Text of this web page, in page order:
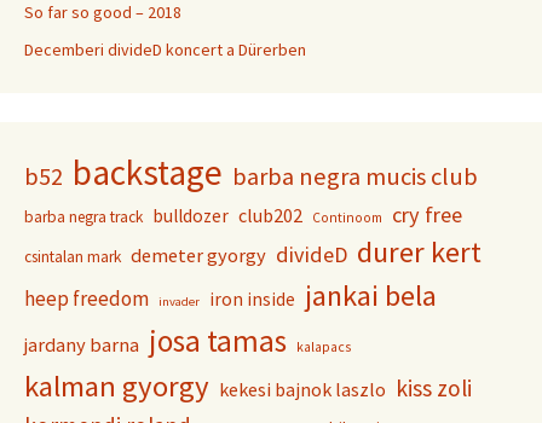
So far so good – 2018
Decemberi divideD koncert a Dürerben
b52 backstage barba negra mucis club
barba negra track bulldozer club202 Continoom cry free
csintalan mark demeter gyorgy divideD durer kert
heep freedom invader iron inside jankai bela
jardany barna josa tamas kalapacs
kalman gyorgy kekesi bajnok laszlo kiss zoli